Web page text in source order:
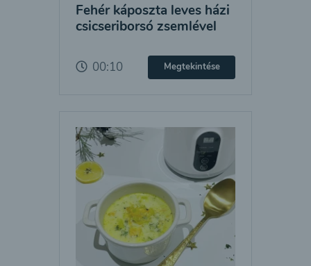
Fehér káposzta leves házi
csicseriborsó zsemlével
00:10 Megtekintése